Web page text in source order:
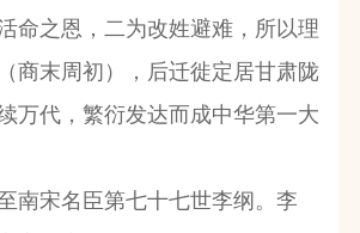
命之恩，二为改姓避难，所以理
商末周初），后迁徙定居甘肃陇
万代，繁衍发达而成中华第一大
宋名臣第七十七世李纲。李